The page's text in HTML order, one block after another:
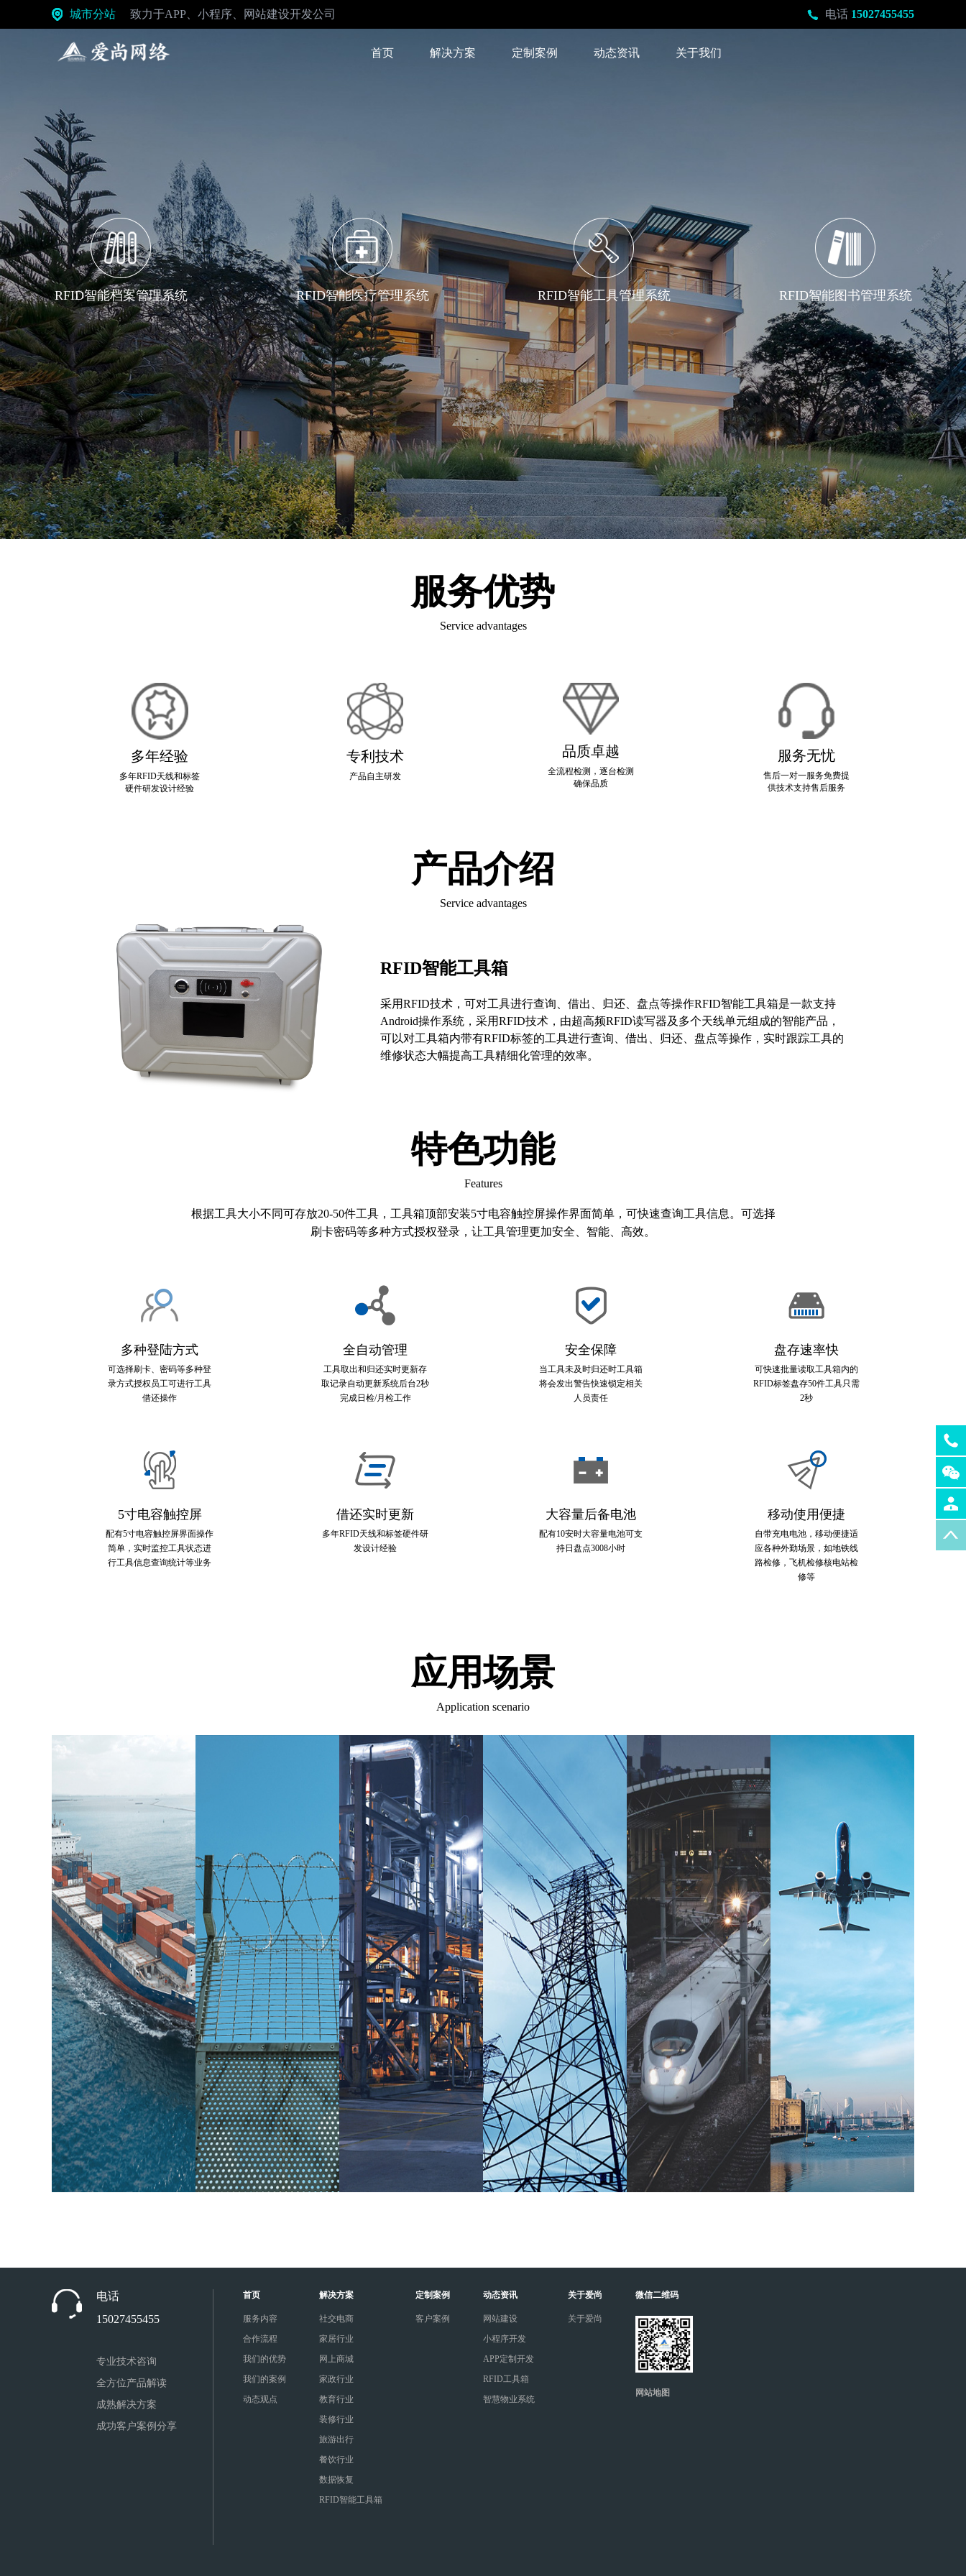
城市分站 致力于APP、小程序、网站建设开发公司 电话 15027455455
首页 解决方案 定制案例 动态资讯 关于我们
发掘行业小程序创变机会
唐山APP开发
“标准化.便宜.快”的APP定制
唐山系统开发
全面、智能、随需而变
唐山物联网开发
唐山网站定制
多站合一，多维度流量
唐山H5开发
专属定制+无限创意
满足客户个性化业务需求
教育行业
实现业务转型升级
装修行业
业主、工人、装企、供应商
四大闭环
旅游出行
为旅游企业提供数字化运营
支持
餐饮行业
实现点餐、外卖、自取的餐
饮行业需求
数据恢复 RFID智能工具箱
采用RFID技术，可对工具进
行查询、借出、归还、盘点
等操作
爱尚网络科技
“智惠”的互联网解决方案
RFID智能档案管理系统 RFID智能医疗管理系统 RFID智能工具管理系统 RFID智能图书管理系统
服务优势
Service advantages
多年经验
多年RFID天线和标签
硬件研发设计经验
专利技术
产品自主研发
品质卓越
全流程检测，逐台检测
确保品质
服务无忧
售后一对一服务免费提
供技术支持售后服务
产品介绍
Service advantages
RFID智能工具箱
采用RFID技术，可对工具进行查询、借出、归还、盘点等操作RFID智能工具箱是一款支持
Android操作系统，采用RFID技术，由超高频RFID读写器及多个天线单元组成的智能产品，
可以对工具箱内带有RFID标签的工具进行查询、借出、归还、盘点等操作，实时跟踪工具的
维修状态大幅提高工具精细化管理的效率。
特色功能
Features
根据工具大小不同可存放20-50件工具，工具箱顶部安装5寸电容触控屏操作界面简单，可快速查询工具信息。可选择
刷卡密码等多种方式授权登录，让工具管理更加安全、智能、高效。
多种登陆方式
可选择刷卡、密码等多种登
录方式授权员工可进行工具
借还操作
全自动管理
工具取出和归还实时更新存
取记录自动更新系统后台2秒
完成日检/月检工作
安全保障
当工具未及时归还时工具箱
将会发出警告快速锁定相关
人员责任
盘存速率快
可快速批量读取工具箱内的
RFID标签盘存50件工具只需
2秒
5寸电容触控屏
配有5寸电容触控屏界面操作
简单，实时监控工具状态进
行工具信息查询统计等业务
借还实时更新
多年RFID天线和标签硬件研
发设计经验
大容量后备电池
配有10安时大容量电池可支
持日盘点3008小时
移动使用便捷
自带充电电池，移动便捷适
应各种外勤场景，如地铁线
路检修，飞机检修核电站检
修等
应用场景
Application scenario
电话
15027455455
专业技术咨询
全方位产品解读
成熟解决方案
成功客户案例分享
首页
服务内容
合作流程
我们的优势
我们的案例
动态观点
解决方案
社交电商
家居行业
网上商城
家政行业
教育行业
装修行业
旅游出行
餐饮行业
数据恢复
RFID智能工具箱
定制案例
客户案例
动态资讯
网站建设
小程序开发
APP定制开发
RFID工具箱
智慧物业系统
关于爱尚
关于爱尚
微信二维码
网站地图